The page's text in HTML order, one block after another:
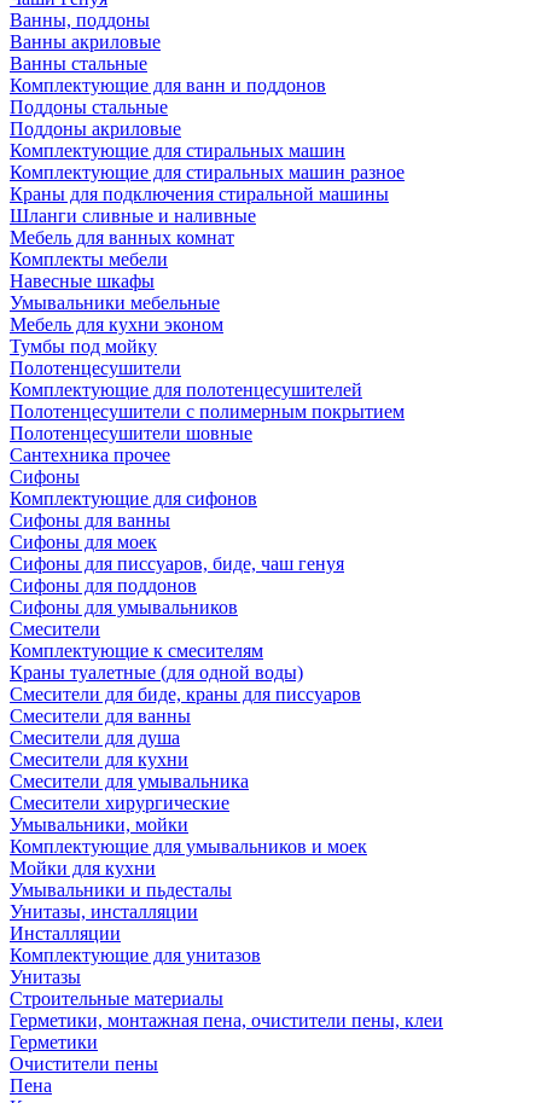
Ванны, поддоны
Ванны акриловые
Ванны стальные
Комплектующие для ванн и поддонов
Поддоны стальные
Поддоны акриловые
Комплектующие для стиральных машин
Комплектующие для стиральных машин разное
Краны для подключения стиральной машины
Шланги сливные и наливные
Мебель для ванных комнат
Комплекты мебели
Навесные шкафы
Умывальники мебельные
Мебель для кухни эконом
Тумбы под мойку
Полотенцесушители
Комплектующие для полотенцесушителей
Полотенцесушители с полимерным покрытием
Полотенцесушители шовные
Сантехника прочее
Сифоны
Комплектующие для сифонов
Сифоны для ванны
Сифоны для моек
Сифоны для писсуаров, биде, чаш генуя
Сифоны для поддонов
Сифоны для умывальников
Смесители
Комплектующие к смесителям
Краны туалетные (для одной воды)
Смесители для биде, краны для писсуаров
Смесители для ванны
Смесители для душа
Смесители для кухни
Смесители для умывальника
Смесители хирургические
Умывальники, мойки
Комплектующие для умывальников и моек
Мойки для кухни
Умывальники и пьдесталы
Унитазы, инсталляции
Инсталляции
Комплектующие для унитазов
Унитазы
Строительные материалы
Герметики, монтажная пена, очистители пены, клеи
Герметики
Очистители пены
Пена